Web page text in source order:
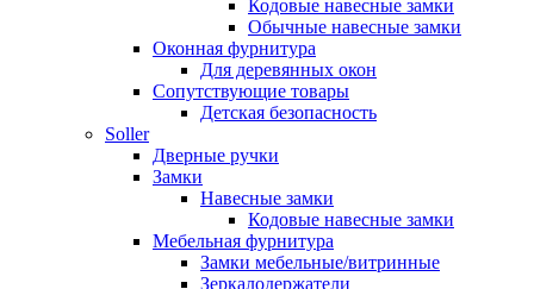
Кодовые навесные замки
Обычные навесные замки
Оконная фурнитура
Для деревянных окон
Сопутствующие товары
Детская безопасность
Soller
Дверные ручки
Замки
Навесные замки
Кодовые навесные замки
Мебельная фурнитура
Замки мебельные/витринные
Зеркалодержатели